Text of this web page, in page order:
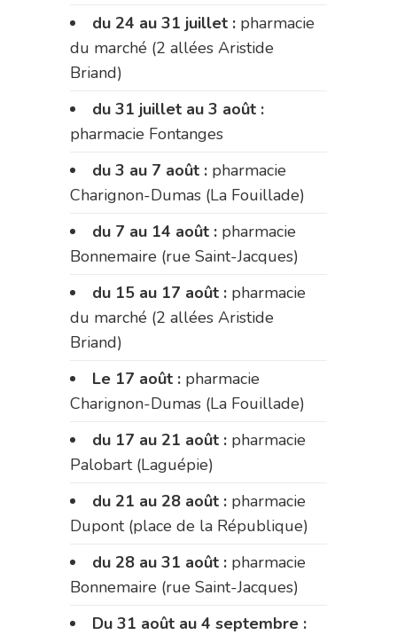
du 24 au 31 juillet : pharmacie
du marché (2 allées Aristide
Briand)
du 31 juillet au 3 août :
pharmacie Fontanges
du 3 au 7 août : pharmacie
Charignon-Dumas (La Fouillade)
du 7 au 14 août : pharmacie
Bonnemaire (rue Saint-Jacques)
du 15 au 17 août : pharmacie
du marché (2 allées Aristide
Briand)
Le 17 août : pharmacie
Charignon-Dumas (La Fouillade)
du 17 au 21 août : pharmacie
Palobart (Laguépie)
du 21 au 28 août : pharmacie
Dupont (place de la République)
du 28 au 31 août : pharmacie
Bonnemaire (rue Saint-Jacques)
Du 31 août au 4 septembre :